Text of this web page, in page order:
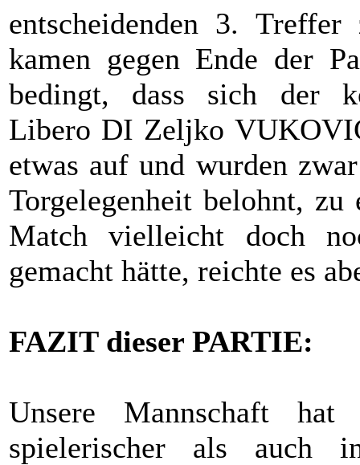
entscheidenden 3.
kamen gegen Ende der
bedingt, dass sich der
Libero DI Zeljko
etwas auf und wurden
Torgelegenheit belohnt,
Match vielleicht doch
gemacht hätte, reichte es
FAZIT dieser PARTIE:
Unsere Mannschaft
spielerischer als auch